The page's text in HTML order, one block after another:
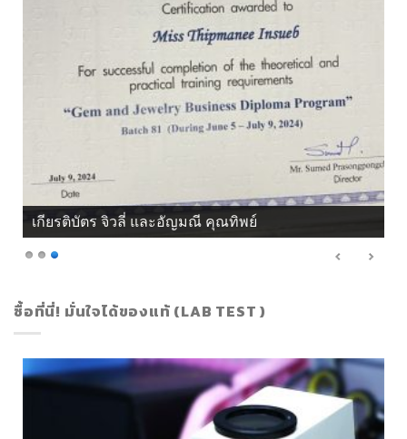
เกียรติบัตร จิวลี่ และอัญมณี คุณทิพย์
ซื้อที่นี่! มั่นใจได้ของแท้ (LAB TEST )